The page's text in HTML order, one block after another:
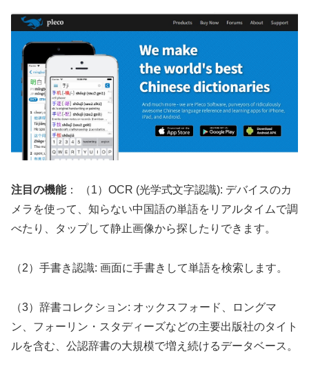
注目の機能： （1）OCR (光学式文字認識): デバイスのカ
メラを使って、知らない中国語の単語をリアルタイムで調
べたり、タップして静止画像から探したりできます。
（2）手書き認識: 画面に手書きして単語を検索します。
（3）辞書コレクション: オックスフォード、ロングマ
ン、フォーリン・スタディーズなどの主要出版社のタイト
ルを含む、公認辞書の大規模で増え続けるデータベース。